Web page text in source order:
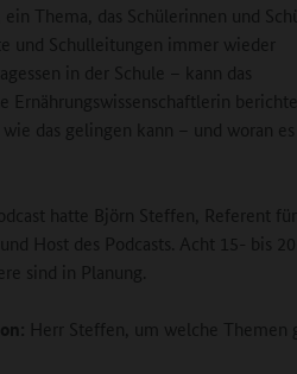
ein Thema, das Schülerinnen und
und Schulleitungen immer wieder
in der Schule – kann das
Ernährungswissenschaftlerin
das gelingen kann – und woran es
hatte Björn Steffen, Referent
Host des Podcasts. Acht 15- bis
sind in Planung.
Herr Steffen, um welche Themen